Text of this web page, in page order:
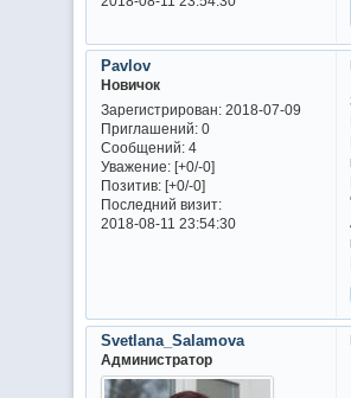
Pavlov
Новичок
Зарегистрирован: 2018-07-09
Приглашений:0
Сообщений:4
Уважение: [+0/-0]
Позитив: [+0/-0]
Последний визит:
2018-08-11 23:54:30
Svetlana_Salamova
Администратор